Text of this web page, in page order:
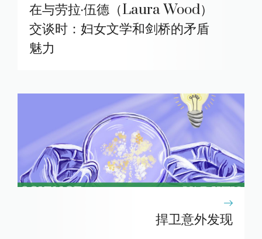
在与劳拉·伍德（Laura Wood）
交谈时：妇女文学和剑桥的矛盾
魅力
捍卫意外发现